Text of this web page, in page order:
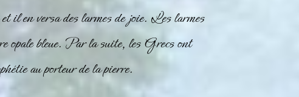
il en versa des larmes de joie. Les larmes
opalebleue. Par la suite, les Grecs ont
au porteur de la pierre.